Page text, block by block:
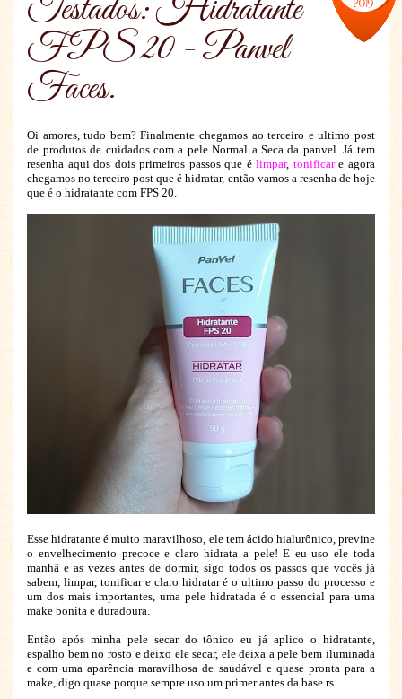
Testados: Hidratante
FPS 20 - Panvel
Faces.
Oi amores, tudo bem? Finalmente chegamos ao terceiro e ultimo post
de produtos de cuidados com a pele Normal a Seca da panvel. Já tem
resenha aqui dos dois primeiros passos que élimpar, tonificare agora
chegamos no terceiro post que é hidratar, então vamos a resenha de hoje
que é o hidratante com FPS 20.
Esse hidratante é muito maravilhoso, ele tem ácido hialurônico, previne
o envelhecimento precoce e claro hidrata a pele! E eu uso ele toda
manhã e as vezes antes de dormir, sigo todos os passos que vocês já
sabem, limpar, tonificar e claro hidratar é o ultimo passo do processo e
um dos mais importantes, uma pele hidratada é o essencial para uma
make bonita e duradoura.
Então após minha pele secar do tônico eu já aplico o hidratante,
espalho bem no rosto e deixo ele secar, ele deixa a pele bem iluminada
e com uma aparência maravilhosa de saudável e quase pronta para a
make, digo quase porque sempre uso um primer antes da base rs.